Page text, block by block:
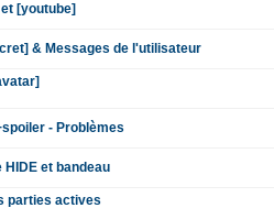
[youtube]
& Messages de l'utilisateur
- Problèmes
et bandeau
parties actives